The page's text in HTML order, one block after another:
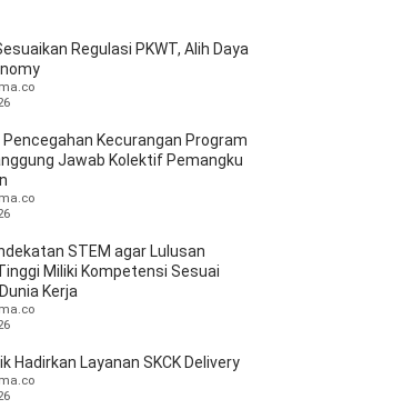
Regulasi PKWT, Alih Daya
Pencegahan Kecurangan Program
Jawab Kolektif Pemangku
STEM agar Lulusan
Miliki Kompetensi Sesuai
Kerja
Hadirkan Layanan SKCK Delivery